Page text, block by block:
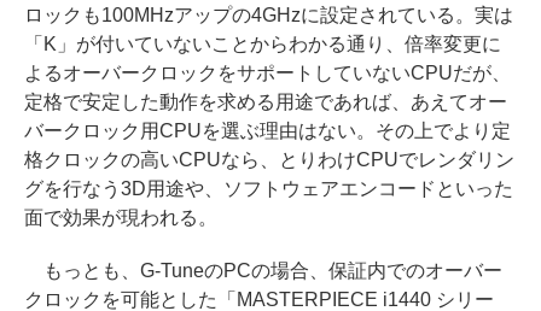
ロックも100MHzアップの4GHzに設定されている。実は
「K」が付いていないことからわかる通り、倍率変更に
よるオーバークロックをサポートしていないCPUだが、
定格で安定した動作を求める用途であれば、あえてオー
バークロック用CPUを選ぶ理由はない。その上でより定
格クロックの高いCPUなら、とりわけCPUでレンダリン
グを行なう3D用途や、ソフトウェアエンコードといった
面で効果が現われる。
もっとも、G-TuneのPCの場合、保証内でのオーバー
クロックを可能とした「MASTERPIECE i1440 シリー